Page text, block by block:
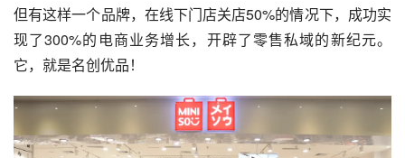
但有这样一个品牌，在线下门店关店50%的情况下，成功实
现了300%的电商业务增长，开辟了零售私域的新纪元。
它，就是名创优品！